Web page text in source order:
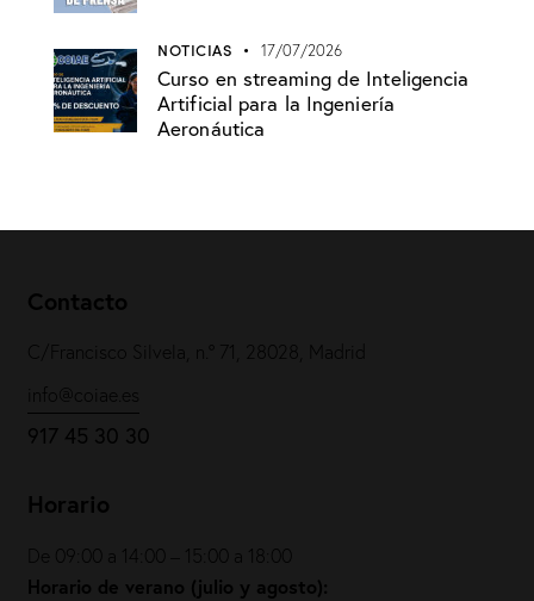
NOTICIAS 17/07/2026
Curso en streaming de Inteligencia
Artificial para la Ingeniería
Aeronáutica
Contacto
C/Francisco Silvela, n.º 71, 28028, Madrid
info@coiae.es
917 45 30 30
Horario
De 09:00 a 14:00 – 15:00 a 18:00
Horario de verano (julio y agosto):